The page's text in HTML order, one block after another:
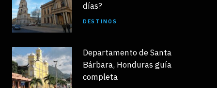
días?
DESTINOS
Departamento de Santa
Bárbara, Honduras guía
completa